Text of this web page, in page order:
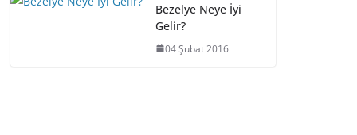
Bezelye Neye İyi
Gelir?
04 Şubat 2016